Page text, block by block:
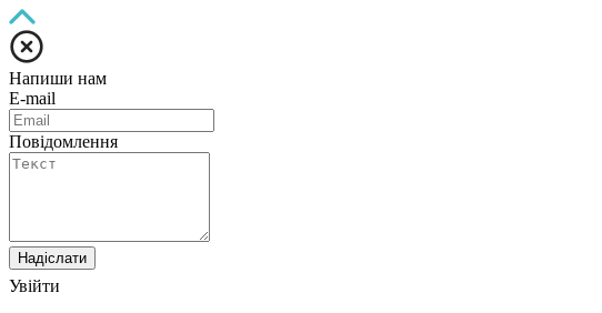
Напиши нам
E-mail
Повідомлення
Надіслати
Увійти